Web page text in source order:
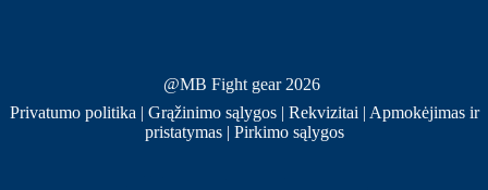
@MB Fight gear 2026
Privatumo politika | Grąžinimo sąlygos | Rekvizitai | Apmokėjimas ir
pristatymas| Pirkimo sąlygos